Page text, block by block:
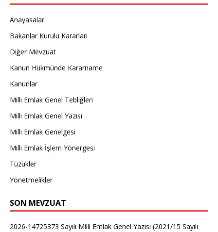
Anayasalar
Bakanlar Kurulu Kararları
Diğer Mevzuat
Kanun Hükmünde Kararname
Kanunlar
Milli Emlak Genel Tebliğleri
Milli Emlak Genel Yazısı
Milli Emlak Genelgesi
Milli Emlak İşlem Yönergesi
Tüzükler
Yönetmelikler
SON MEVZUAT
2026-14725373 Sayılı Milli Emlak Genel Yazısı (2021/15 Sayılı